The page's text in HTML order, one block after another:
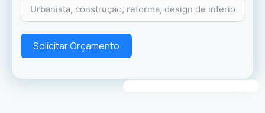
Solicitar Orçamento